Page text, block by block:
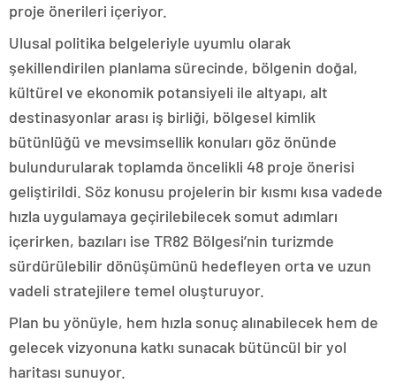
proje önerileri içeriyor.
Ulusal politika belgeleriyle uyumlu olarak
şekillendirilen planlama sürecinde, bölgenin doğal,
kültürel ve ekonomik potansiyeli ile altyapı, alt
destinasyonlar arası iş birliği, bölgesel kimlik
bütünlüğü ve mevsimsellik konuları göz önünde
bulundurularak toplamda öncelikli 48 proje önerisi
geliştirildi. Söz konusu projelerin bir kısmı kısa vadede
hızla uygulamaya geçirilebilecek somut adımları
içerirken, bazıları ise TR82 Bölgesi’nin turizmde
sürdürülebilir dönüşümünü hedefleyen orta ve uzun
vadeli stratejilere temel oluşturuyor.
Plan bu yönüyle, hem hızla sonuç alınabilecek hem de
gelecek vizyonuna katkı sunacak bütüncül bir yol
haritası sunuyor.